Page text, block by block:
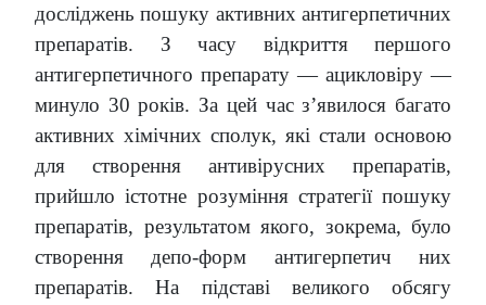
досліджень пошуку активних антигерпетичних
препаратів. З часу відкриття першого
антигерпетичного препарату — ацикловіру —
минуло 30 років. За цей час з’явилося багато
активних хімічних сполук, які стали основою
для створення антивірусних препаратів,
прийшло істотне розуміння стратегії пошуку
препаратів, результатом якого, зокрема, було
створення депо-форм антигерпетич них
препаратів. На підставі великого обсягу